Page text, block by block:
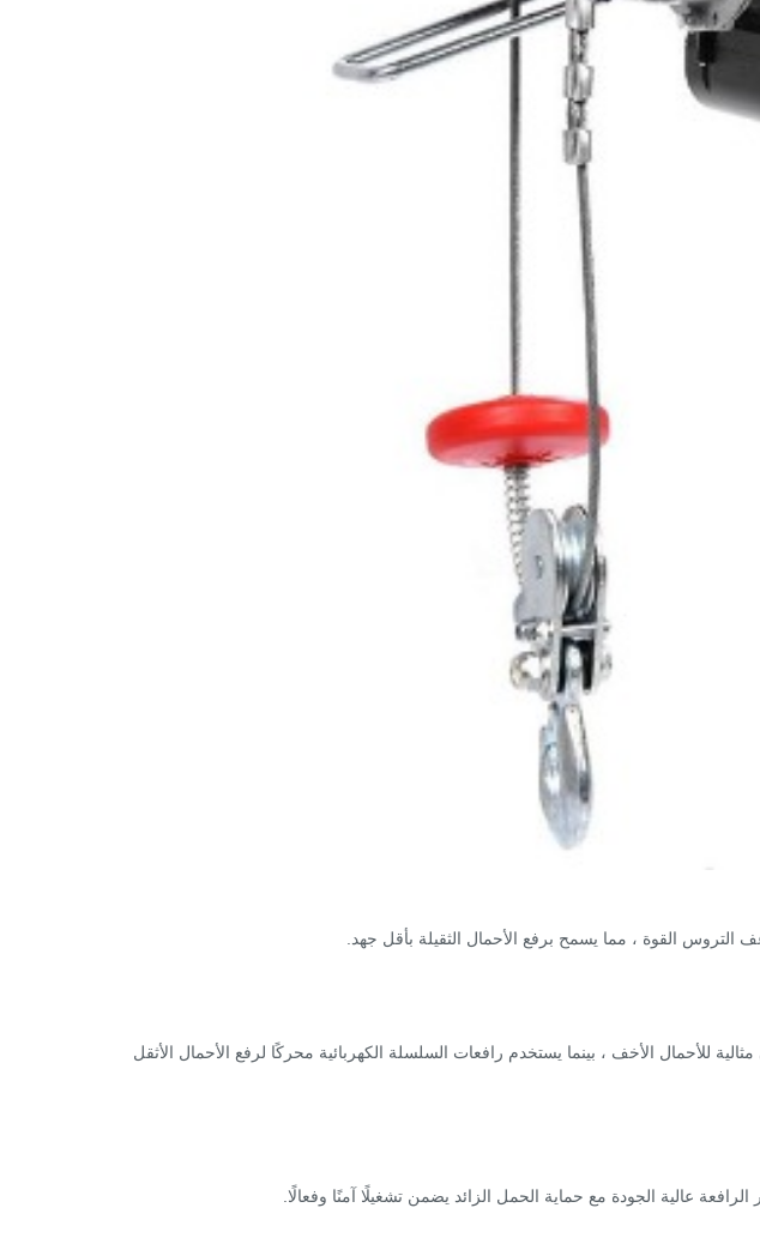
القوة ، مما يسمح برفع الأحمال الثقيلة بأقل جهد.
للأحمال الأخف ، بينما يستخدم رافعات السلسلة الكهربائية محركًا لرفع الأحمال الأثقل
عالية الجودة مع حماية الحمل الزائد يضمن تشغيلًا آمنًا وفعالًا.